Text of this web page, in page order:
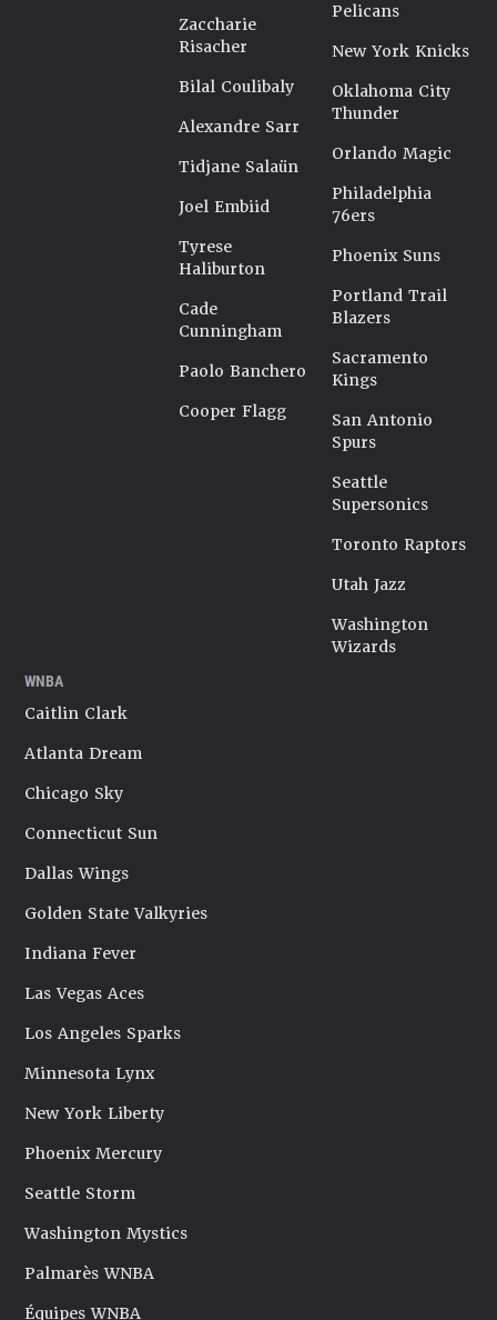
Zaccharie
Risacher
Bilal Coulibaly
Alexandre Sarr
Tidjane Salaün
Joel Embiid
Tyrese
Haliburton
Cade
Cunningham
Paolo Banchero
Cooper Flagg
Pelicans
New York Knicks
Oklahoma City
Thunder
Orlando Magic
Philadelphia
76ers
Phoenix Suns
Portland Trail
Blazers
Sacramento
Kings
San Antonio
Spurs
Seattle
Supersonics
Toronto Raptors
Utah Jazz
Washington
Wizards
WNBA
Caitlin Clark
Atlanta Dream
Chicago Sky
Connecticut Sun
Dallas Wings
Golden State Valkyries
Indiana Fever
Las Vegas Aces
Los Angeles Sparks
Minnesota Lynx
New York Liberty
Phoenix Mercury
Seattle Storm
Washington Mystics
Palmarès WNBA
Équipes WNBA